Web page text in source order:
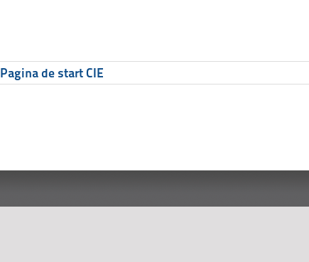
Pagina de start CIE